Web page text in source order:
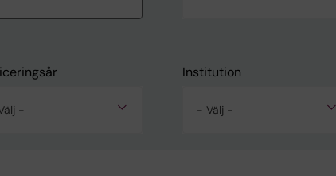
-
Institution
- Välj -